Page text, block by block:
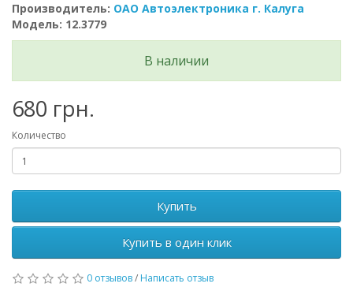
Производитель: ОАО Автоэлектроника г. Калуга
Модель: 12.3779
В наличии
680 грн.
Количество
Купить
Купить в один клик
0 отзывов/ Написать отзыв